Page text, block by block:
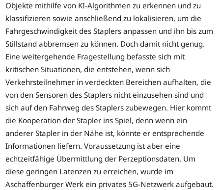
Objekte mithilfe von KI-Algorithmen zu erkennen und zu
klassifizieren sowie anschließend zu lokalisieren, um die
Fahrgeschwindigkeit des Staplers anpassen und ihn bis zum
Stillstand abbremsen zu können. Doch damit nicht genug.
Eine weitergehende Fragestellung befasste sich mit
kritischen Situationen, die entstehen, wenn sich
Verkehrsteilnehmer in verdeckten Bereichen aufhalten, die
von den Sensoren des Staplers nicht einzusehen sind und
sich auf den Fahrweg des Staplers zubewegen. Hier kommt
die Kooperation der Stapler ins Spiel, denn wenn ein
anderer Stapler in der Nähe ist, könnte er entsprechende
Informationen liefern. Voraussetzung ist aber eine
echtzeitfähige Übermittlung der Perzeptionsdaten. Um
diese geringen Latenzen zu erreichen, wurde im
Aschaffenburger Werk ein privates 5G-Netzwerk aufgebaut.